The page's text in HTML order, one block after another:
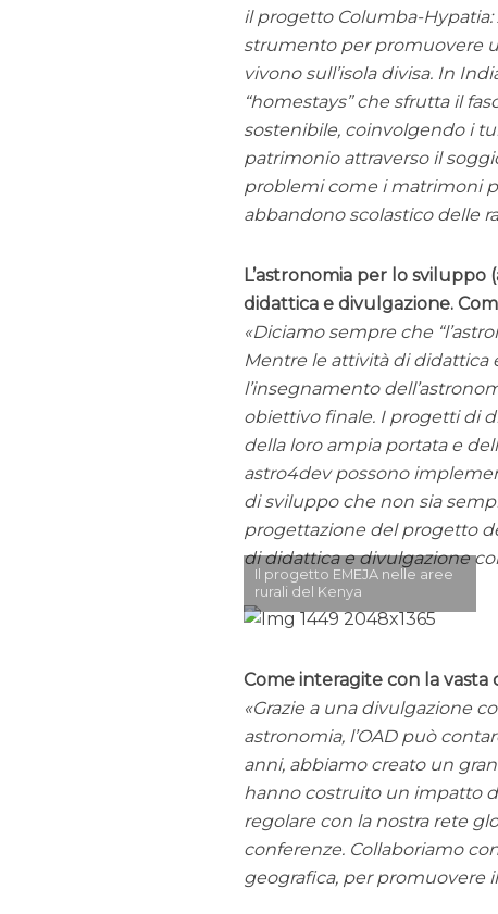
il progetto Columba-
strumento per promuovere
vivono sull’isola divisa. In
“homestays” che sfrutta il
sostenibile, coinvolgendo i
patrimonio attraverso il
problemi come i matrimoni
abbandono scolastico delle
L’astronomia per lo
didattica e divulgazione.
Diciamo sempre che
Mentre le attività di
l’insegnamento
obiettivo finale. I progetti di
della loro ampia portata e
astro4dev possono
di sviluppo che non sia
progettazione del progetto
di didattica e divulgazione
Il progetto EMEJA nelle aree
rurali del Kenya
Come interagite con la
Grazie a una divulgazione
astronomia, l’OAD può
anni, abbiamo creato un
hanno costruito un impatto
regolare con la nostra rete
conferenze. Collaboriamo
geografica, per promuovere